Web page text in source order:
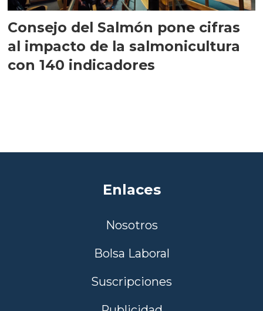
Consejo del Salmón pone cifras
al impacto de la salmonicultura
con 140 indicadores
Enlaces
Nosotros
Bolsa Laboral
Suscripciones